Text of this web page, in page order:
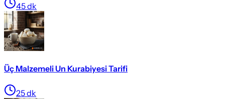
45dk
Üç Malzemeli Un Kurabiyesi Tarifi
25dk